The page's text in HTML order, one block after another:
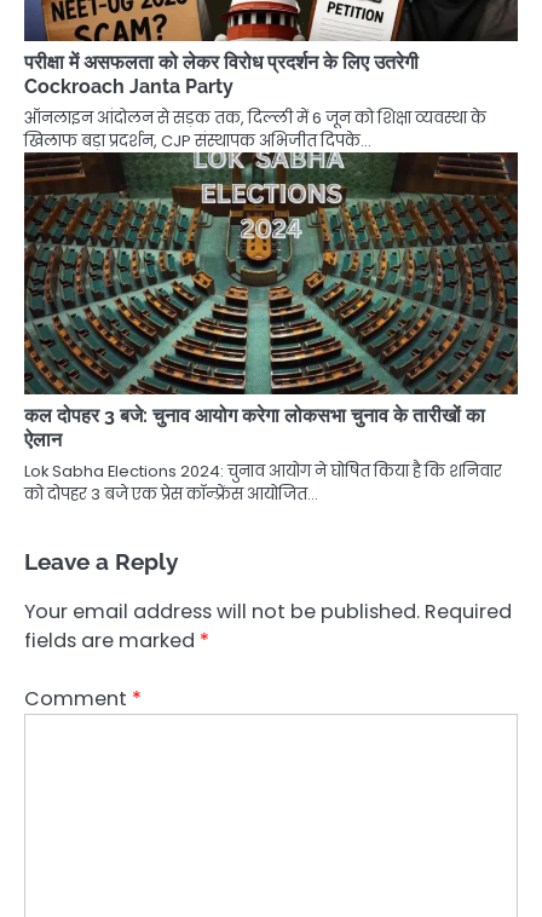
परीक्षा में असफलता को लेकर विरोध प्रदर्शन के लिए उतरेगी
Cockroach Janta Party
ऑनलाइन आंदोलन से सड़क तक, दिल्ली में 6 जून को शिक्षा व्यवस्था के
खिलाफ बड़ा प्रदर्शन, CJP संस्थापक अभिजीत दिपके…
कल दोपहर 3 बजे: चुनाव आयोग करेगा लोकसभा चुनाव के तारीखों का
ऐलान
Lok Sabha Elections 2024: चुनाव आयोग ने घोषित किया है कि शनिवार
को दोपहर 3 बजे एक प्रेस कॉन्फ़्रेंस आयोजित…
Leave a Reply
Your email address will not be published. Required
fields are marked *
Comment *